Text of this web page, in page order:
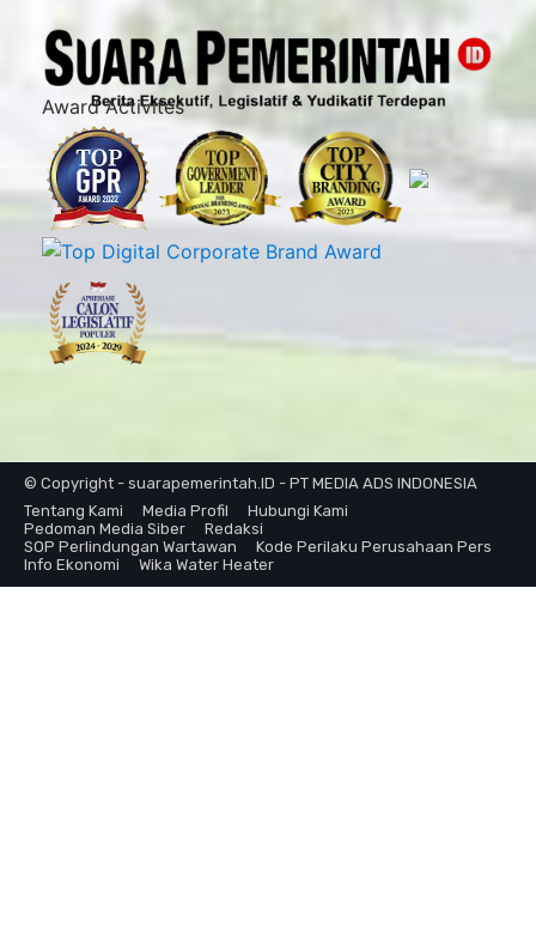
Award Activites
© Copyright - suarapemerintah.ID - PT MEDIA ADS INDONESIA
Tentang Kami
Media Profil
Hubungi Kami
Pedoman Media Siber
Redaksi
SOP Perlindungan Wartawan
Kode Perilaku Perusahaan Pers
Info Ekonomi
Wika Water Heater